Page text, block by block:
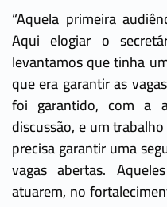
“Aquela primeira
Aqui elogiar o
levantamos que tinha
que era garantir as
foi garantido, com a
discussão, e um
precisa garantir uma
vagas abertas.
atuarem, no